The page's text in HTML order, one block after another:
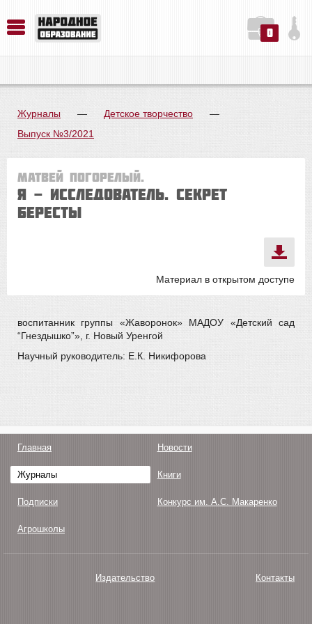
0
Журналы — Детское творчество
—
Выпуск №3/2021
Матвей ПОГОРЕЛЫЙ.
Я - исследователь. СЕКРЕТ
БЕРЕСТЫ
Материал в открытом доступе
воспитанник группы «Жаворонок» МАДОУ «Детский сад
“Гнездышко”», г. Новый Уренгой
Научный руководитель: Е.К. Никифорова
Главная Новости
Журналы Книги
Подписки Конкурс им. А.С. Макаренко
Агрошколы
Издательство Контакты